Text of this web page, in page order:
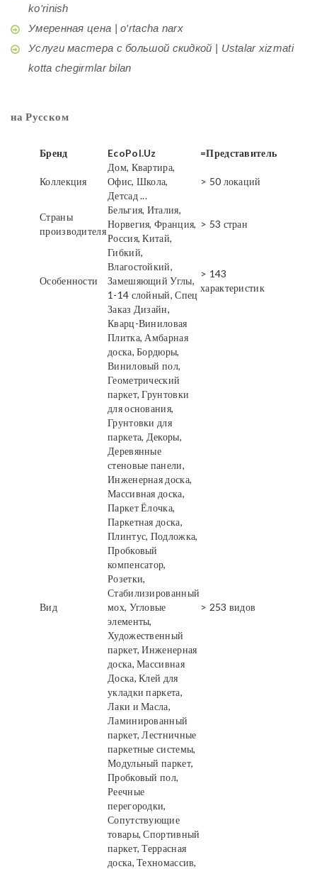
ko'rinish
Умеренная цена | o'rtacha narx
Услуги мастера с большой скидкой | Ustalar xizmati
kotta chegirmlar bilan
на Русском
Бренд EcoPol.Uz =Представитель
Коллекция
Дом, Квартира,
Офис, Школа,
Детсад ...
> 50 локаций
Страны
производителя
Бельгия, Италия,
Норвегия, Франция,
Россия, Китай,
> 53 стран
Особенности
Гибкий,
Влагостойкий,
Замешяющий Углы,
1-14 слойный, Спец
Заказ Дизайн,
> 143
характеристик
Вид
Кварц-Виниловая
Плитка, Амбарная
доска, Бордюры,
Виниловый пол,
Геометрический
паркет, Грунтовки
для основания,
Грунтовки для
паркета, Декоры,
Деревянные
стеновые панели,
Инженерная доска,
Массивная доска,
Паркет Ёлочка,
Паркетная доска,
Плинтус, Подложка,
Пробковый
компенсатор,
Розетки,
Стабилизированный
мох, Угловые
элементы,
Художественный
паркет, Инженерная
доска, Массивная
Доска, Клей для
укладки паркета,
Лаки и Масла,
Ламинированный
паркет, Лестничные
паркетные системы,
Модульный паркет,
Пробковый пол,
Реечные
перегородки,
Сопутствующие
товары, Спортивный
паркет, Террасная
доска, Техномассив,
> 253 видов